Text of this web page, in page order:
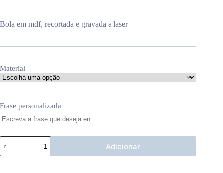
through
Bola em mdf, recortada e gravada a laser
Material
Frase personalizada
Quantidade
de
Bola
Adicionar